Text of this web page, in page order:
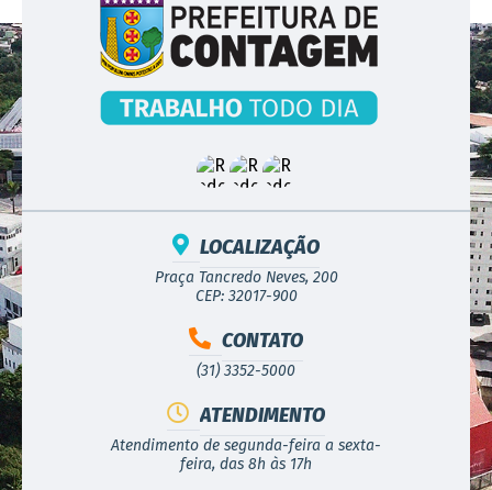
LOCALIZAÇÃO
Praça Tancredo Neves, 200
CEP: 32017-900
CONTATO
(31) 3352-5000
ATENDIMENTO
Atendimento de segunda-feira a sexta-
feira, das 8h às 17h